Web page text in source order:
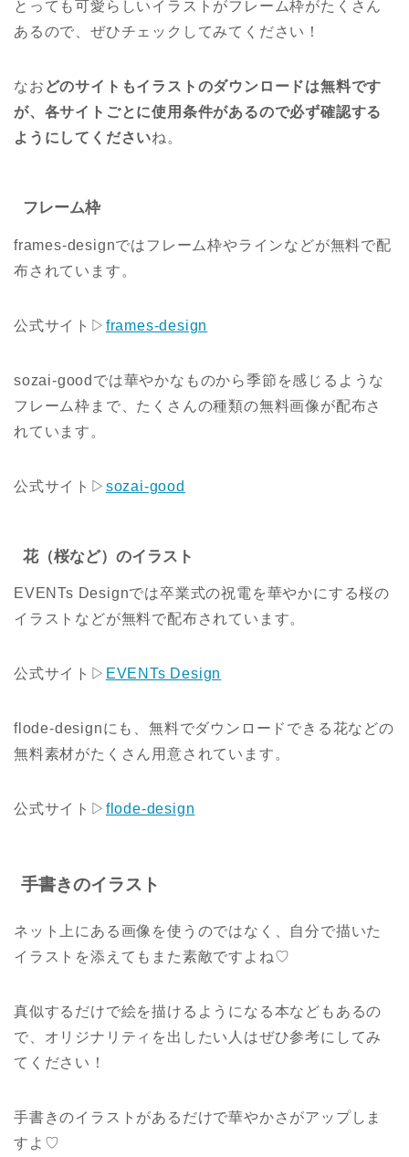
とっても可愛らしいイラストがフレーム枠がたくさん
あるので、ぜひチェックしてみてください！
なお どのサイトもイラストのダウンロードは無料です
が、各サイトごとに使用条件があるので必ず確認する
ようにしてくださいね。
フレーム枠
frames-designではフレーム枠やラインなどが無料で配
布されています。
公式サイト▷ frames-design
sozai-goodでは華やかなものから季節を感じるような
フレーム枠まで、たくさんの種類の無料画像が配布さ
れています。
公式サイト▷ sozai-good
花（桜など）のイラスト
EVENTs Designでは卒業式の祝電を華やかにする桜の
イラストなどが無料で配布されています。
公式サイト▷ EVENTs Design
flode-designにも、無料でダウンロードできる花などの
無料素材がたくさん用意されています。
公式サイト▷ flode-design
手書きのイラスト
ネット上にある画像を使うのではなく、自分で描いた
イラストを添えてもまた素敵ですよね♡
真似するだけで絵を描けるようになる本などもあるの
で、オリジナリティを出したい人はぜひ参考にしてみ
てください！
手書きのイラストがあるだけで華やかさがアップしま
すよ♡